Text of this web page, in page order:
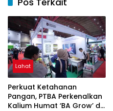
Lahat
Perkuat Ketahanan
Pangan, PTBA Perkenalkan
Kalium Humat ‘BA Grow’ di